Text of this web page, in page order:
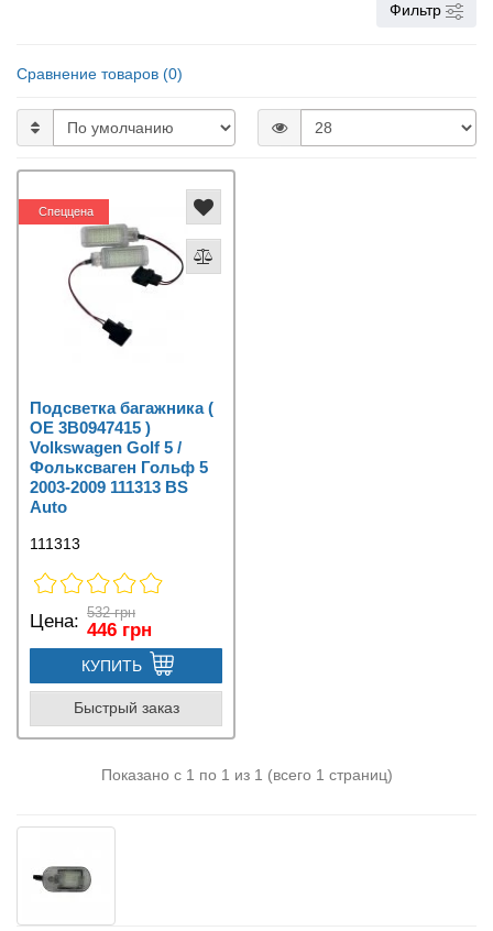
Фильтр
Сравнение товаров (0)
Спеццена
Подсветка багажника (
OE 3B0947415 )
Volkswagen Golf 5 /
Фольксваген Гольф 5
2003-2009 111313 BS
Auto
111313
Цена: 532 грн
446 грн
КУПИТЬ
Быстрый заказ
Показано с 1 по 1 из 1 (всего 1 страниц)